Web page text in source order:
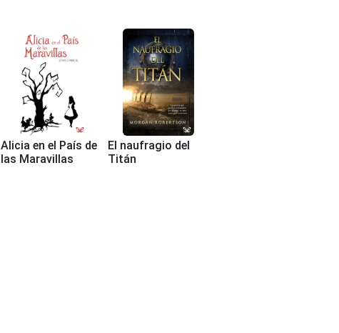
Alicia en el País de
las Maravillas
El naufragio del
Titán